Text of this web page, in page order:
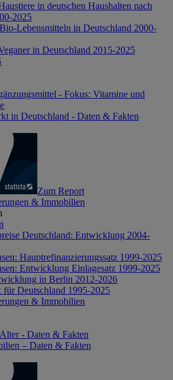
in deutschen Haushalten nach
2025
Lebensmitteln in Deutschland 2000-
in Deutschland 2015-2025
- Fokus: Vitamine und
in Deutschland - Daten & Fakten
Zum Report
& Immobilien
Deutschland: Entwicklung 2004-
Hauptrefinanzierungssatz 1999-2025
Entwicklung Einlagesatz 1999-2025
in Berlin 2012-2026
für Deutschland 1995-2025
& Immobilien
- Daten & Fakten
– Daten & Fakten